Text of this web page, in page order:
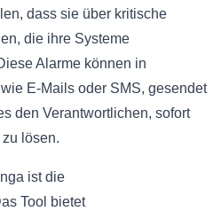
dass sie über kritische
die ihre Systeme
Alarme können in
E-Mails oder SMS, gesendet
den Verantwortlichen, sofort
lösen.
ist die
Tool bietet